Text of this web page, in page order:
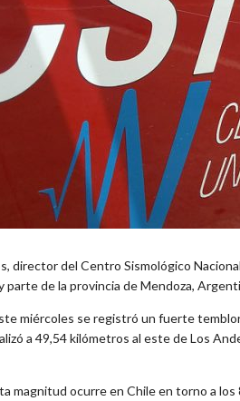
director del Centro Sismológico
parte de la provincia de Mendoza,
miércoles se registró un fuerte
a 49,54 kilómetros al este de Los
magnitud ocurre en Chile en torno a